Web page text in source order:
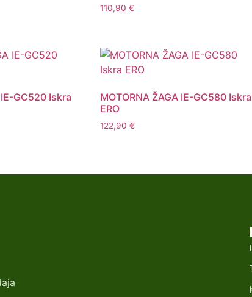
110,90 €
GC520 Iskra
MOTORNA ŽAGA IE-GC580 Iskra
ERO
122,90 €